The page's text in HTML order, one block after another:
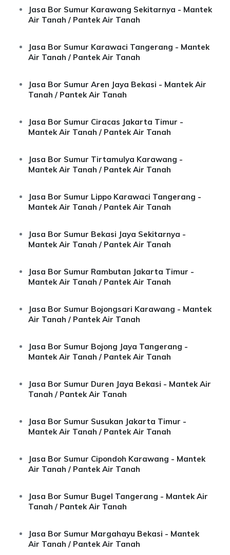
Jasa Bor Sumur Karawang Sekitarnya - Mantek
Air Tanah / Pantek Air Tanah
Jasa Bor Sumur Karawaci Tangerang - Mantek
Air Tanah / Pantek Air Tanah
Jasa Bor Sumur Aren Jaya Bekasi - Mantek Air
Tanah / Pantek Air Tanah
Jasa Bor Sumur Ciracas Jakarta Timur -
Mantek Air Tanah / Pantek Air Tanah
Jasa Bor Sumur Tirtamulya Karawang -
Mantek Air Tanah / Pantek Air Tanah
Jasa Bor Sumur Lippo Karawaci Tangerang -
Mantek Air Tanah / Pantek Air Tanah
Jasa Bor Sumur Bekasi Jaya Sekitarnya -
Mantek Air Tanah / Pantek Air Tanah
Jasa Bor Sumur Rambutan Jakarta Timur -
Mantek Air Tanah / Pantek Air Tanah
Jasa Bor Sumur Bojongsari Karawang - Mantek
Air Tanah / Pantek Air Tanah
Jasa Bor Sumur Bojong Jaya Tangerang -
Mantek Air Tanah / Pantek Air Tanah
Jasa Bor Sumur Duren Jaya Bekasi - Mantek Air
Tanah / Pantek Air Tanah
Jasa Bor Sumur Susukan Jakarta Timur -
Mantek Air Tanah / Pantek Air Tanah
Jasa Bor Sumur Cipondoh Karawang - Mantek
Air Tanah / Pantek Air Tanah
Jasa Bor Sumur Bugel Tangerang - Mantek Air
Tanah / Pantek Air Tanah
Jasa Bor Sumur Margahayu Bekasi - Mantek
Air Tanah / Pantek Air Tanah